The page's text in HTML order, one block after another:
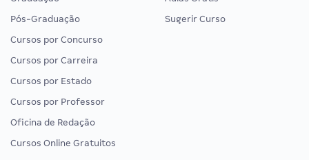
Pós-Graduação
Cursos por Concurso
Cursos por Carreira
Cursos por Estado
Cursos por Professor
Oficina de Redação
Cursos Online Gratuitos
Sugerir Curso